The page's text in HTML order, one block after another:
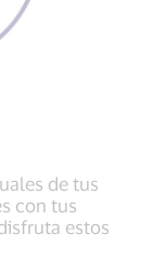
de tus
con tus
estos